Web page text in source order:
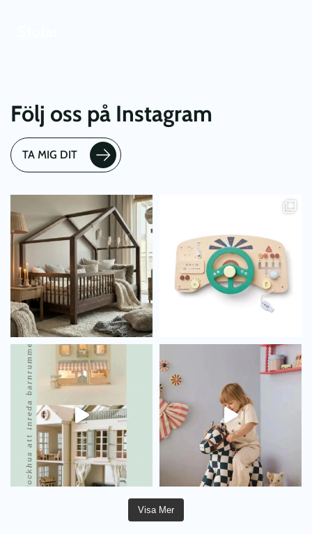
Följ oss på Instagram
TA MIG DIT
Visa Mer